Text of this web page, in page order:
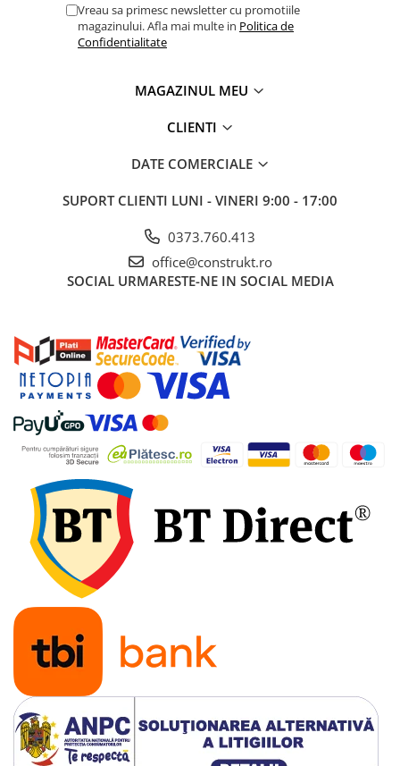
Vreau sa primesc newsletter cu promotiile
magazinului. Afla mai multe in Politica de
Confidentialitate
MAGAZINUL MEU
CLIENTI
DATE COMERCIALE
SUPORT CLIENTI LUNI - VINERI 9:00 - 17:00
0373.760.413
office@construkt.ro
SOCIAL URMARESTE-NE IN SOCIAL MEDIA